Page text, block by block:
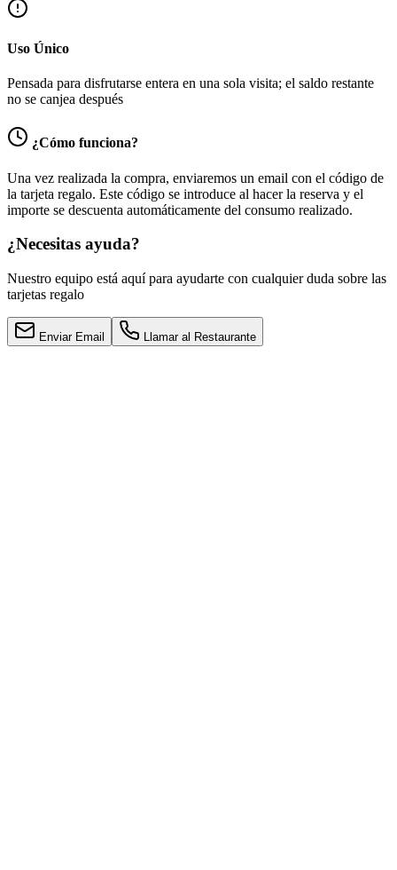
Uso Único
Pensada para disfrutarse entera en una sola visita; el saldo restante
no se canjea después
¿Cómo funciona?
Una vez realizada la compra, enviaremos un email con el código de
la tarjeta regalo. Este código se introduce al hacer la reserva y el
importe se descuenta automáticamente del consumo realizado.
¿Necesitas ayuda?
Nuestro equipo está aquí para ayudarte con cualquier duda sobre las
tarjetas regalo
Enviar Email Llamar al Restaurante